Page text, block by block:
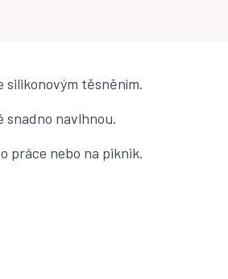
silikonovým těsněním.
navlhnou.
práce nebo na piknik.